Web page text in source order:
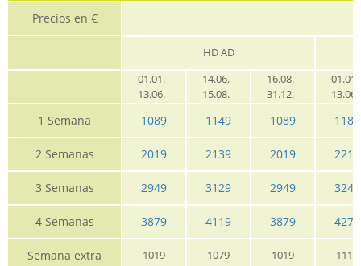
Precios en €
HD AD
01.01. -
13.06.
14.06. -
15.08.
16.08. -
31.12.
01.01.
1 Semana 1089 1149 1089 1189
2 Semanas 2019 2139 2019 2219
3 Semanas 2949 3129 2949 3249
4 Semanas 3879 4119 3879 4279
Semana extra 1019 1079 1019 1119